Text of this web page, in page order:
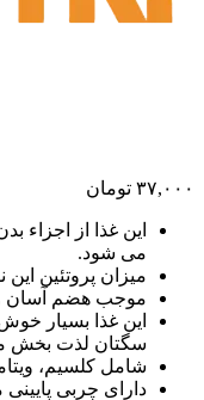
۳۷,۰۰۰ تومان
این غذا از اجزاء
می شود.
میزان پروتئین
موجب هضم آسان
این غذا بسیار
سگتان لذت بخش
شامل کلسیم،
دارای چربی